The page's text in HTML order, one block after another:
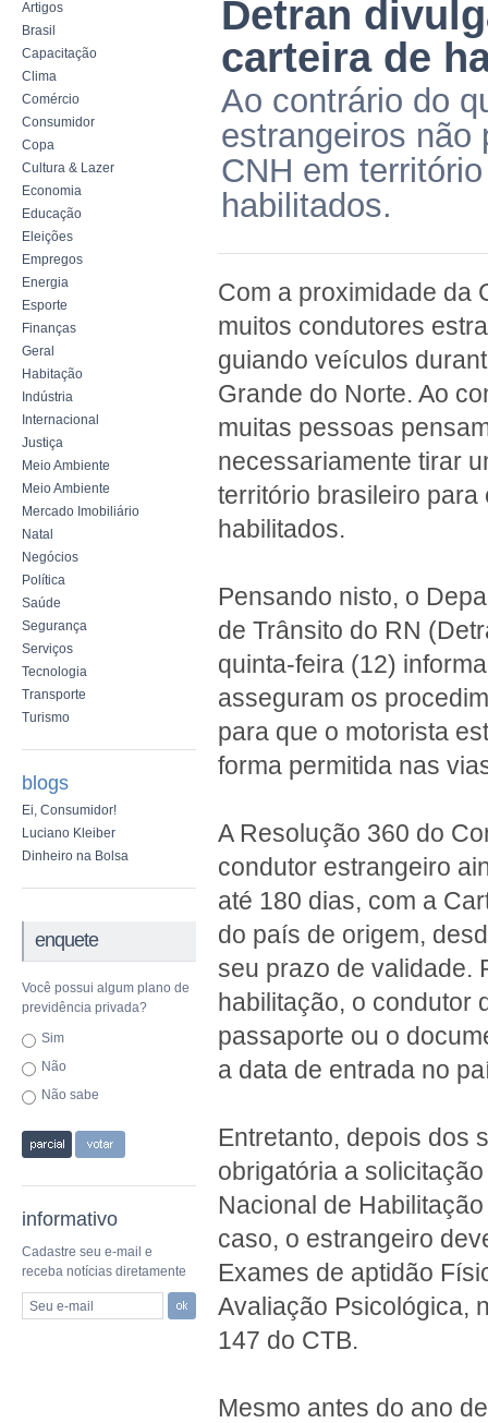
Artigos
Brasil
Capacitação
Clima
Comércio
Consumidor
Copa
Cultura & Lazer
Economia
Educação
Eleições
Empregos
Energia
Esporte
Finanças
Geral
Habitação
Indústria
Internacional
Justiça
Meio Ambiente
Meio Ambiente
Mercado Imobiliário
Natal
Negócios
Política
Saúde
Segurança
Serviços
Tecnologia
Transporte
Turismo
blogs
Ei, Consumidor!
Luciano Kleiber
Dinheiro na Bolsa
enquete
Você possui algum plano de
previdência privada?
Sim
Não
Não sabe
informativo
Cadastre seu e-mail e
receba notícias diretamente
Seu e-mail
Detran
carteira de
Ao contrário do
estrangeiros não
CNH em
habilitados.
Com a proximidade da
muitos condutores
guiando veículos
Grande do Norte. Ao
muitas pessoas
necessariamente tirar
território brasileiro para
habilitados.
Pensando nisto, o
de Trânsito do RN
quinta-feira (12)
asseguram os
para que o motorista
forma permitida nas
A Resolução 360 do
condutor estrangeiro
até 180 dias, com a
do país de origem,
seu prazo de validade.
habilitação, o condutor
passaporte ou o
a data de entrada no
Entretanto, depois dos
obrigatória a
Nacional de
caso, o estrangeiro
Exames de aptidão
Avaliação Psicológica,
147 do CTB.
Mesmo antes do ano